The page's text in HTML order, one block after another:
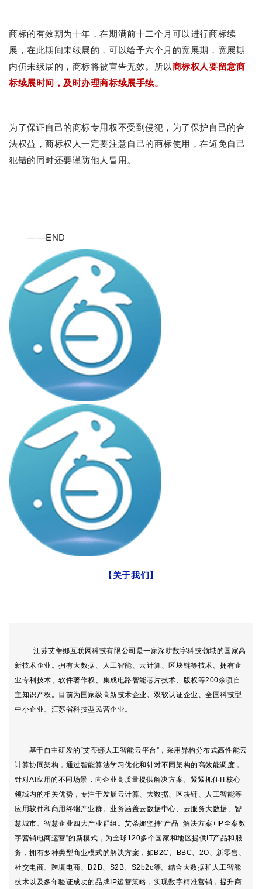
商标的有效期为十年，在期满前十二个月可以进行商标续
展，在此期间未续展的，可以给予六个月的宽展期，宽展期
内仍未续展的，商标将被宣告无效。所以商标权人要留意商
标续展时间，及时办理商标续展手续。
为了保证自己的商标专用权不受到侵犯，为了保护自己的合
法权益，商标权人一定要注意自己的商标使用，在避免自己
犯错的同时还要谨防他人冒用。
——END
【关于我们 】
江苏艾蒂娜互联网科技有限公司是一家深耕数字科技领域的国家高
新技术企业。拥有大数据、人工智能、云计算、区块链等技术。拥有企
业专利技术、软件著作权、集成电路智能芯片技术、版权等200余项自
主知识产权。目前为国家级高新技术企业、双软认证企业、全国科技型
中小企业、江苏省科技型民营企业。
基于自主研发的“艾蒂娜人工智能云平台”，采用异构分布式高性能云
计算协同架构，通过智能算法学习优化和针对不同架构的高效能调度，
针对AI应用的不同场景，向企业高质量提供解决方案。紧紧抓住IT核心
领域内的相关优势，专注于发展云计算、大数据、区块链、人工智能等
应用软件和商用终端产业群。业务涵盖云数据中心、云服务大数据、智
慧城市、智慧企业四大产业群组。艾蒂娜坚持“产品+解决方案+IP全案数
字营销电商运营”的新模式，为全球120多个国家和地区提供IT产品和服
务，拥有多种类型商业模式的解决方案，如B2C、BBC、2O、新零售、
社交电商、跨境电商、B2B、S2B、S2b2c等。结合大数据和人工智能
技术以及多年验证成功的品牌IP运营策略，实现数字精准营销，提升商